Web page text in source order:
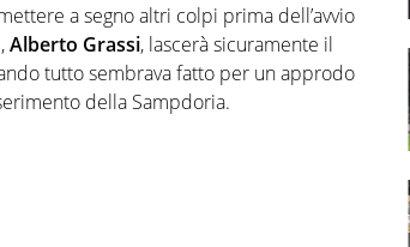
a segno altri colpi prima dell’avvio
Alberto Grassi, lascerà sicuramente il
tutto sembrava fatto per un approdo
della Sampdoria.